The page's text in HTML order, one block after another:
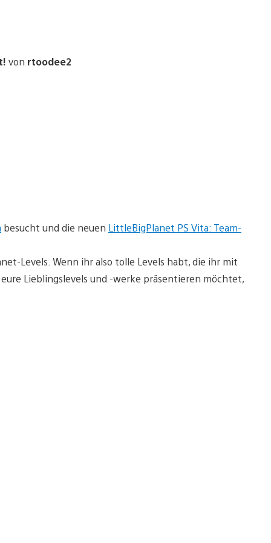
von rtoodee2
besucht und die neuen LittleBigPlanet PS Vita: Team-
Levels. Wenn ihr also tolle Levels habt, die ihr mit
Lieblingslevels und -werke präsentieren möchtet,